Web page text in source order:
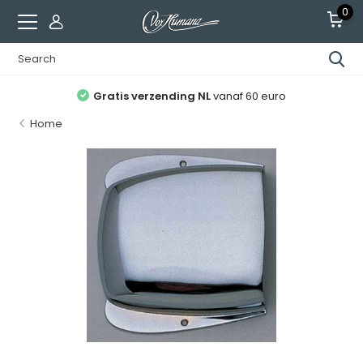
0
Gratis verzending NLvanaf 60 euro
Home